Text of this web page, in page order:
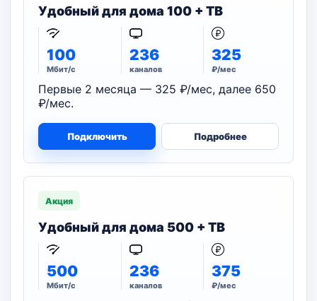
Удобный для дома 100 + ТВ
100
Мбит/с
236
каналов
325
₽/мес
Первые 2 месяца — 325 ₽/мес, далее 650
₽/мес.
Подключить Подробнее
Акция
Удобный для дома 500 + ТВ
500
Мбит/с
236
каналов
375
₽/мес